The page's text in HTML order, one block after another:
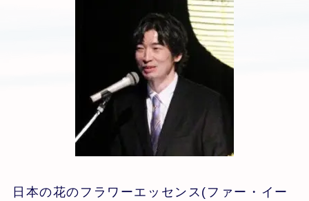
日本の花のフラワーエッセンス(ファー・イー